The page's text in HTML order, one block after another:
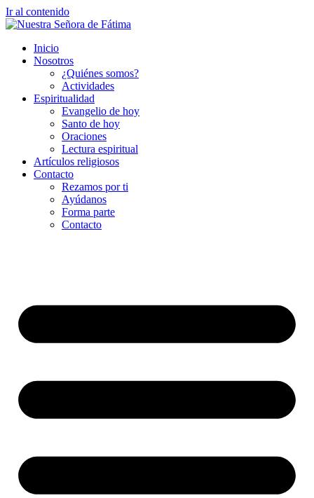
Ir al contenido
Inicio
Nosotros
¿Quiénes somos?
Actividades
Espiritualidad
Evangelio de hoy
Santo de hoy
Oraciones
Lectura espiritual
Artículos religiosos
Contacto
Rezamos por ti
Ayúdanos
Forma parte
Contacto